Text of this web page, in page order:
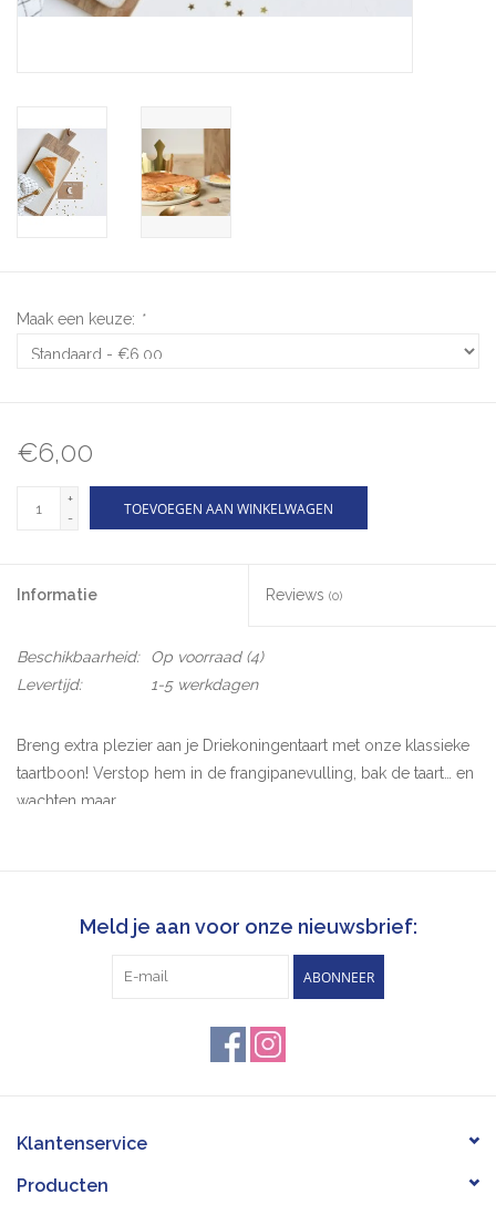
Maak een keuze: *
€6,00
+
-
TOEVOEGEN AAN WINKELWAGEN
Informatie Reviews (0)
Beschikbaarheid: Op voorraad(4)
Levertijd:
1-5 werkdagen
Breng extra plezier aan je Driekoningentaart met onze klassieke
taartboon! Verstop hem in de frangipanevulling, bak de taart… en
wachten maar.
voor geluk en nieuw leven.
Meld je aan voor onze nieuwsbrief:
ABONNEER
Klantenservice
Producten